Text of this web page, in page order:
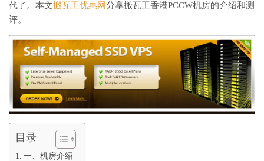
代了。本文搬瓦工优惠网分享搬瓦工香港PCCW机房的介绍和测
评。
目录
一、机房介绍